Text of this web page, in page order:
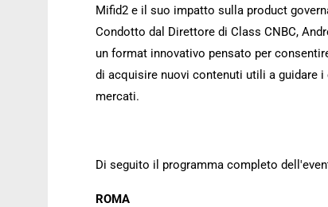
Mifid2 e il suo impatto sulla product
Condotto dal Direttore di Class CNBC,
un format innovativo pensato per
di acquisire nuovi contenuti utili a guidare
mercati.
Di seguito il programma completo
ROMA